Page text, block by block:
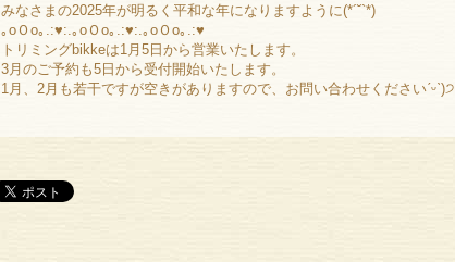
みなさまの2025年が明るく平和な年になりますように(*´˘`*)
｡oＯo｡.:♥:.｡oＯo｡.:♥:.｡oＯo｡.:♥
トリミングbikkeは1月5日から営業いたします。
3月のご予約も5日から受付開始いたします。
1月、2月も若干ですが空きがありますので、お問い合わせくださいˊᵕˋ)੭